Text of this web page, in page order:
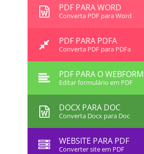
PDF PARA WORD
Converta PDF para Word
PDF PARA PDFA
Converta PDF para PDFa
PDF PARA O WEBFORM
Editar formulário em PDF
DOCX PARA DOC
Converta Docx para Doc
WEBSITE PARA PDF
Converter site em PDF